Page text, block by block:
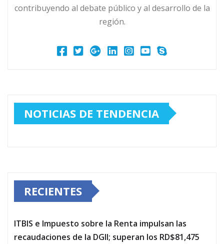
contribuyendo al debate público y al desarrollo de la
región.
NOTICIAS DE TENDENCIA
RECIENTES
ITBIS e Impuesto sobre la Renta impulsan las
recaudaciones de la DGII; superan los RD$81,475